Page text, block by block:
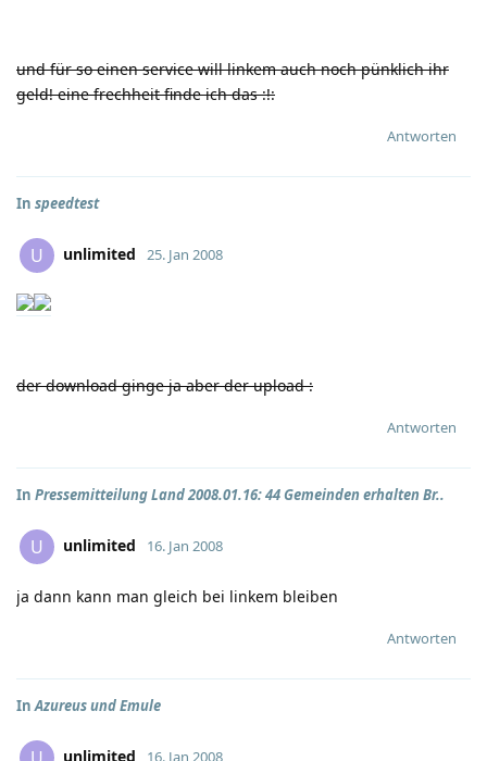
und für so einen service will linkem auch noch pünklich ihr
geld! eine frechheit finde ich das:!:
Antworten
In speedtest
U unlimited 25. Jan 2008
der download ginge ja aber der upload:
Antworten
In Pressemitteilung Land 2008.01.16: 44 Gemeinden erhalten Br..
U unlimited 16. Jan 2008
ja dann kann man gleich bei linkem bleiben
Antworten
InAzureus und Emule
unlimited 16. Jan 2008